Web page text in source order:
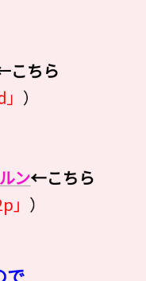
こちら
）
ン←こちら
」 ）
で